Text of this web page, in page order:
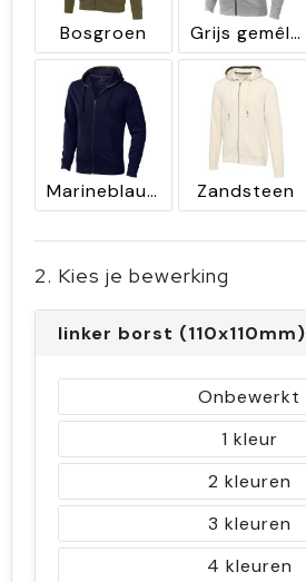
Bosgroen Grijs gemêleerd
Marineblauw Zandsteen
2. Kies je bewerking
linker borst (110x110mm)
Onbewerkt
1
2
3
4